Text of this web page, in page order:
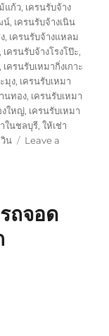
แก้ว, เครนรับจ้าง
น์, เครนรับจ้างเนิน
, เครนรับจ้างแหลม
, เครนรับจ้างโรงโป๊ะ,
, เครนรับเหมากิ่งเกาะ
มุง, เครนรับเหมา
นทอง, เครนรับเหมา
งใหญ่, เครนรับเหมา
ในชลบุรี,ให้เช่า
น
Leave a
ถจอด